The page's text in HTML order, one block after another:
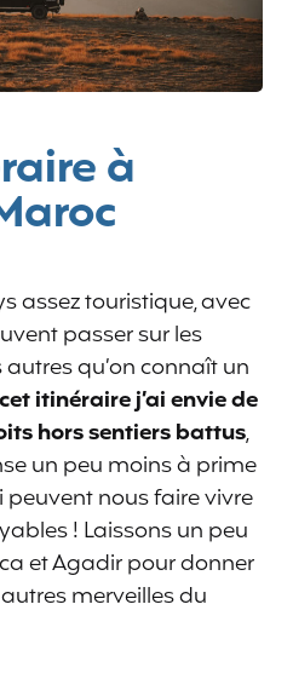
à
assez touristique, avec
passer sur les
qu’on connaît un
itinéraire j’ai envie de
hors sentiers battus,
un peu moins à prime
nous faire vivre
! Laissons un peu
et Agadir pour donner
merveilles du